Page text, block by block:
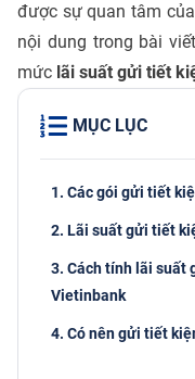
được sự quan tâm
nội dung trong bài
mức lãi suất gửi tiết
MỤC LỤC
1. Các gói gửi tiết
2. Lãi suất gửi tiết
3. Cách tính lãi suất
Vietinbank
4. Có nên gửi tiết